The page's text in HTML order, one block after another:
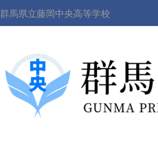
群馬県立藤岡中央高等学校